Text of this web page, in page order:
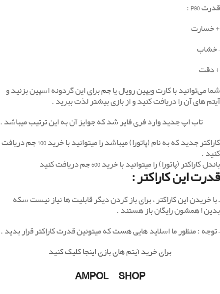
قدرت P90 :
+ خسارت
– خشاب
+ دقت
شما می‌توانید با کارت ویپین رویال یاجمبرای این گردونه اسپین بزنید و
آیتم های آن را دریافت کنید و از بازی بیشتر لذت ببرید .
تاب اپ جدید وارد فری فایر شد که جوایز آن به این ترتیب میباشد .
کاراکتر جدید که به نام (پاتورا) میباشد را میتوانید با خرید100 جم
دریافت
کنید .
باندل کاراکتر (پاتورا) را میتوانید با خرید500 جم دریافت کنید
قدرت این کاراکتر :
– با خریدن این کاراکتر ، برای باز کردن دیگر قابلیت ها نیاز نیست سکه
بدین ! همشون رایگان باز هستند .
– توجه : منظور ما اسلاید هایی هست که میتونین قدرت کاراکتر قرار بدید .
برای خرید آیتم های بازی اینجا کلیک کنید
AMPOL_SHOP